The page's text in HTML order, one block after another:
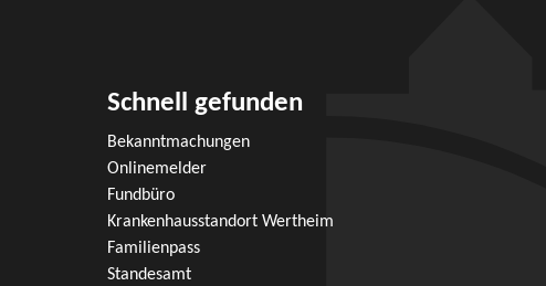
Schnell gefunden
Bekanntmachungen
Onlinemelder
Fundbüro
Krankenhausstandort Wertheim
Familienpass
Standesamt